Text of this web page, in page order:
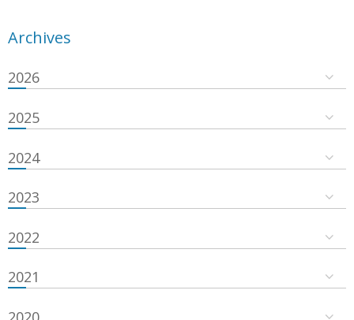
Archives
2026
2025
2024
2023
2022
2021